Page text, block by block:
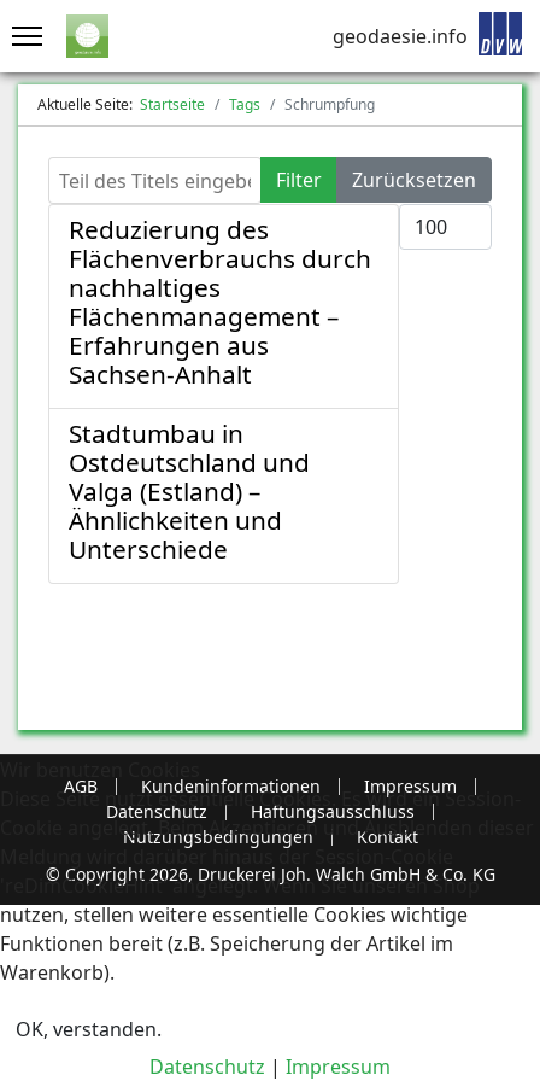
geodaesie.info
Aktuelle Seite: Startseite Tags Schrumpfung
Teil des Titels eingeben Filter
Zurücksetzen
Anzeige #
Reduzierung des
Flächenverbrauchs durch
nachhaltiges
Flächenmanagement –
Erfahrungen aus
Sachsen-Anhalt
Stadtumbau in
Ostdeutschland und
Valga (Estland) –
Ähnlichkeiten und
Unterschiede
AGB Kundeninformationen
Impressum
Datenschutz
Haftungsausschluss
Nutzungsbedingungen
Kontakt
© Copyright 2026, Druckerei Joh. Walch GmbH & Co. KG
Diese Seite nutzt essentielle Cookies. Es wird ein Session-
Cookie angelegt. Beim Akzeptieren und Ausblenden dieser
Meldung wird darüber hinaus der Session-Cookie
'reDimCookieHint' angelegt. Wenn Sie unseren Shop
nutzen, stellen weitere essentielle Cookies wichtige
Funktionen bereit (z.B. Speicherung der Artikel im
Warenkorb).
OK, verstanden.
Datenschutz | Impressum